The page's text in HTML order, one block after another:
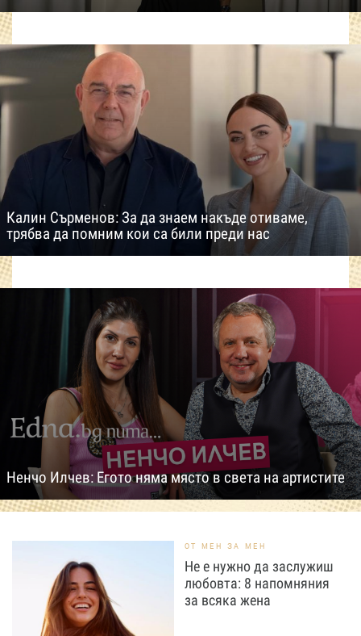
Калин Сърменов: За да знаем накъде отиваме,
трябва да помним кои са били преди нас
Ненчо Илчев: Егото няма място в света на артистите
ОТ МЕН ЗА МЕН
Не е нужно да заслужиш
любовта: 8 напомняния
за всяка жена